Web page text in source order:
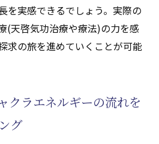
を実感できるでしょう。実際の
(天啓気功治療や療法)の力を感
求の旅を進めていくことが可能
クラエネルギーの流れを
グ